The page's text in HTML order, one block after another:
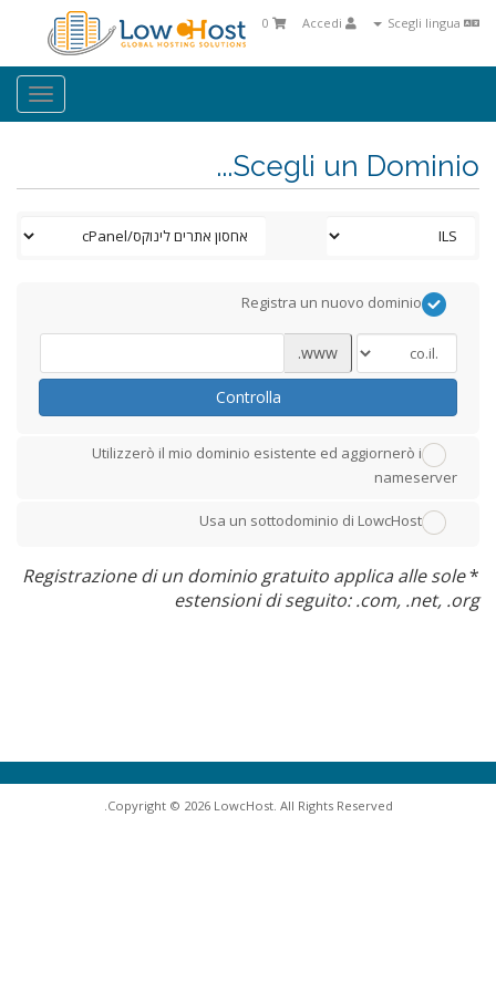
0
Scegli un Dominio...
Registra un nuovo dominio
www.
Controlla
Utilizzerò il mio dominio esistente ed aggiornerò i
nameserver
Usa un sottodominio di LowcHost
*
Registrazione di un dominio gratuito applica alle sole
estensioni di seguito: .com, .net, .org
Copyright © 2026 LowcHost. All Rights Reserved.